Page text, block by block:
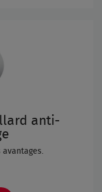
anti-
avantages.